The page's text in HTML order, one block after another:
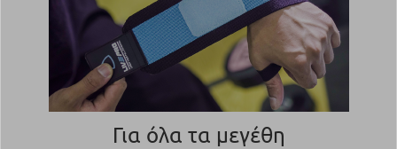
Για όλα τα μεγέθη